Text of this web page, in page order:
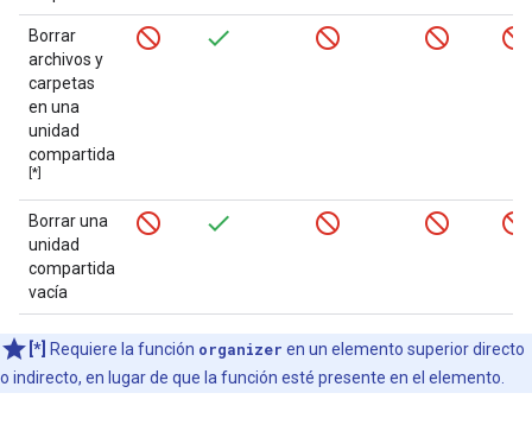
Borrar
archivos y
carpetas
en una
unidad
compartida
[*]
Borrar una
unidad
compartida
vacía
[*] Requiere la función organizer en un elemento superior directo
o indirecto, en lugar de que la función esté presente en el elemento.